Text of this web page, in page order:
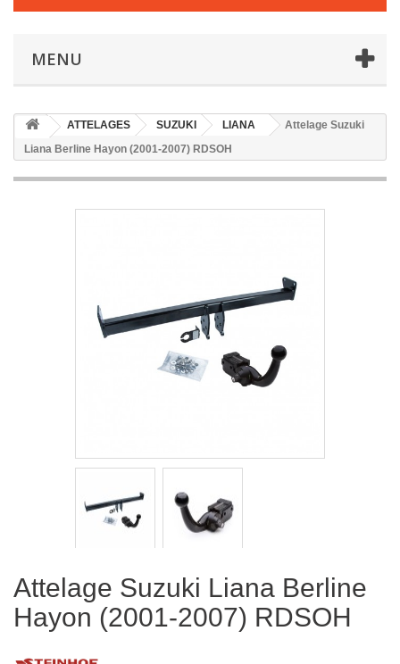
MENU
ATTELAGES SUZUKI LIANA
Attelage Suzuki
Liana Berline Hayon (2001-2007) RDSOH
Attelage Suzuki Liana Berline
Hayon (2001-2007) RDSOH